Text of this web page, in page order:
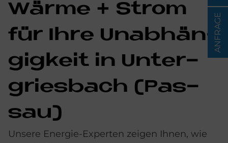
Wär­me + Strom
für Ihre Un­ab­hän­
gig­keit in Un­ter­
gries­bach (Pas­
sau)
Unsere Energie-Experten zeigen Ihnen, wie
ANFRAGE